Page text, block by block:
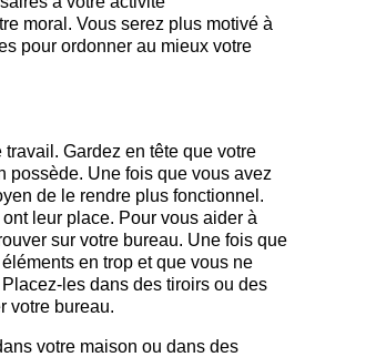
moral. Vous serez plus motivé à
pour ordonner au mieux votre
Gardez en tête que votre
possède. Une fois que vous avez
de le rendre plus fonctionnel.
leur place. Pour vous aider à
sur votre bureau. Une fois que
en trop et que vous ne
les dans des tiroirs ou des
votre bureau.
votre maison ou dans des